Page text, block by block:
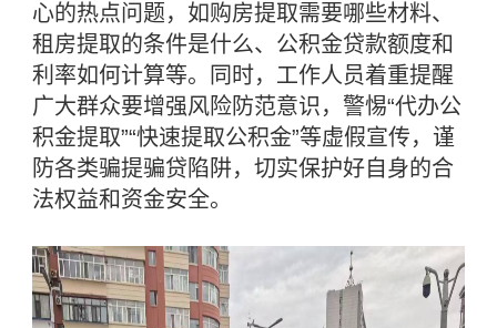
心的热点问题，如购房提取需要哪些材料、
租房提取的条件是什么、公积金贷款额度和
利率如何计算等。同时，工作人员着重提醒
广大群众要增强风险防范意识，警惕“代办公
积金提取”“快速提取公积金”等虚假宣传，谨
防各类骗提骗贷陷阱，切实保护好自身的合
法权益和资金安全。